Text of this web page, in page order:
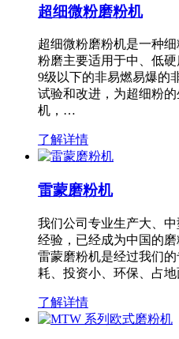
超细微粉磨粉机
超细微粉磨粉机是一种
粉磨主要适用于中、低
9级以下的非易燃易爆的
试验和改进，为超细粉
机，…
了解详情
雷蒙磨粉机
我们公司专业生产大、
经验，已经成为中国的
雷蒙磨粉机是经过我们
耗、投资小、环保、占
了解详情